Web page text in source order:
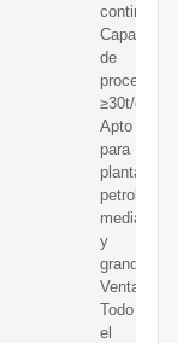
continua
Capacidad
de
≥30t/d
Apto
para
plantas
petroleras
medianas
y
grandes.
Ventajas:
Todo
el